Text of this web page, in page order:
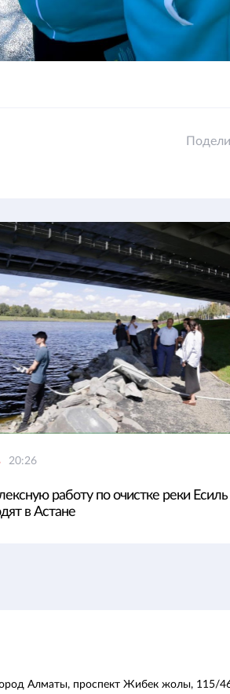
20:26
работу по очистке реки Есиль
в Астане
Алматы, проспект Жибек жолы, 115/